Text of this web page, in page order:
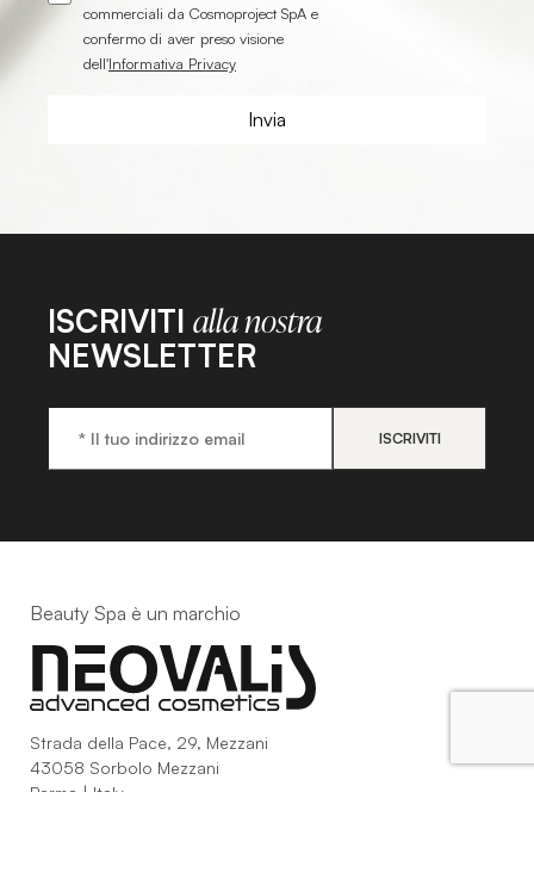
commerciali da Cosmoproject SpA e
confermo di aver preso visione
dell'Informativa Privacy
ISCRIVITI alla nostra
NEWSLETTER
Beauty Spa è un marchio
Strada della Pace, 29, Mezzani
43058 Sorbolo Mezzani
Parma | Italy